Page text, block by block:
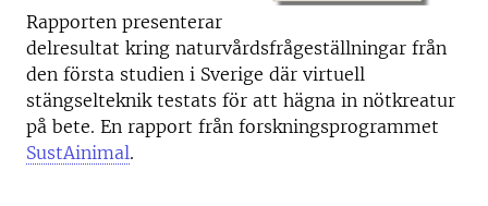
Rapporten presenterar
delresultat kring naturvårdsfrågeställningar från
den första studien i Sverige där virtuell
stängselteknik testats för att hägna in nötkreatur
på bete. En rapport från forskningsprogrammet
SustAinimal.